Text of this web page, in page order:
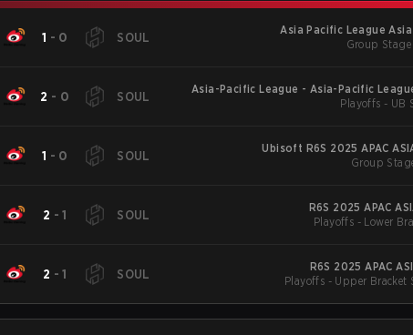
1 - 0 SOUL
Asia Pacific League
Group Stage
2 - 0 SOUL
Asia-Pacific League - Asia-Pacific
Playoffs - UB
1 - 0 SOUL
Ubisoft R6S 2025 APAC
Group
2 -1 SOUL
R6S 2025 APAC
Playoffs - Lower
2 -1 SOUL
R6S 2025 APAC
Playoffs - Upper Bracket